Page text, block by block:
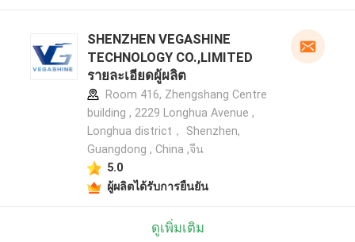
SHENZHEN VEGASHINE
TECHNOLOGY CO.,LIMITED
รายละเอียดผู้ผลิต
Room 416, Zhengshang Centre
building , 2229 Longhua Avenue ,
Longhua district， Shenzhen,
Guangdong , China ,จีน
5.0
ผู้ผลิตได้รับการยืนยัน
ดูเพิ่มเติม